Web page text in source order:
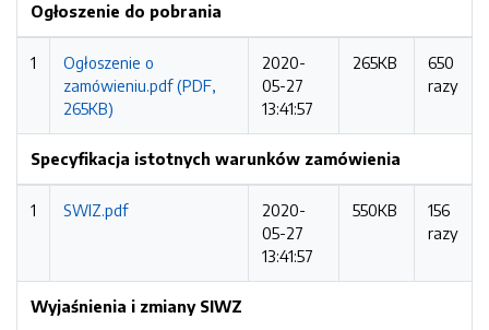
Ogłoszenie do pobrania
1
Ogłoszenie o
zamówieniu.pdf (PDF,
265KB)
2020-
05-27
13:41:57
265KB
650
razy
Specyfikacja istotnych warunków zamówienia
1 SWIZ.pdf
2020-
05-27
13:41:57
550KB
156
razy
Wyjaśnienia i zmiany SIWZ